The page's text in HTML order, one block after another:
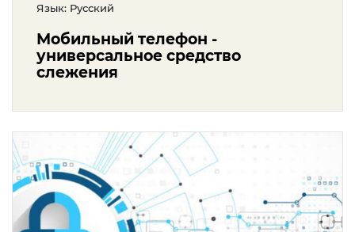
Язык: Русский
Мобильный телефон -
универсальное средство
слежения